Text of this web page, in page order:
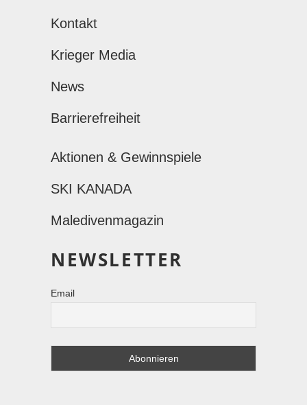
Kontakt
Krieger Media
News
Barrierefreiheit
Aktionen & Gewinnspiele
SKI KANADA
Maledivenmagazin
NEWSLETTER
Email